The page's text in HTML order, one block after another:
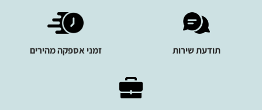
תודעת שירות זמני אספקה מהירים